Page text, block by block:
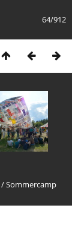
64/912
/Sommercamp